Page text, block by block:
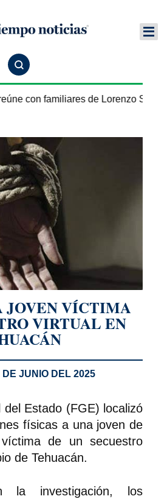
con familiares de Lorenzo
JOVEN VÍCTIMA
VIRTUAL EN
JUNIO DEL 2025
Estado (FGE) localizó
físicas a una joven de
de un secuestro
de Tehuacán.
la investigación, los